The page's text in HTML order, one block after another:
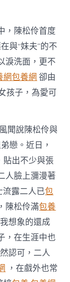
，陳松伶首度
與“妹夫”的不
淚洗面，更不
網包養網 卻由
孩子，為愛可
聞說陳松伶與
戀。近日，
貼出不少與張
人臉上瀰漫著
流露二人已包
陳松伶滿包養
想象的還成
，在生涯中也
認可，二人
，在戲外也常